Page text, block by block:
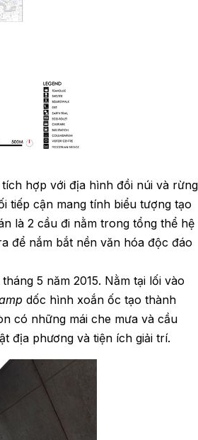
hợp với địa hình đồi núi và rừng
tiếp cận mang tính biểu tượng tạo
là 2 cầu đi nằm trong tổng thể hệ
để nắm bắt nền văn hóa độc đáo
5 năm 2015. Nằm tại lối vào
dốc hình xoắn ốc tạo thành
có những mái che mưa và cầu
địa phương và tiện ích giải trí.